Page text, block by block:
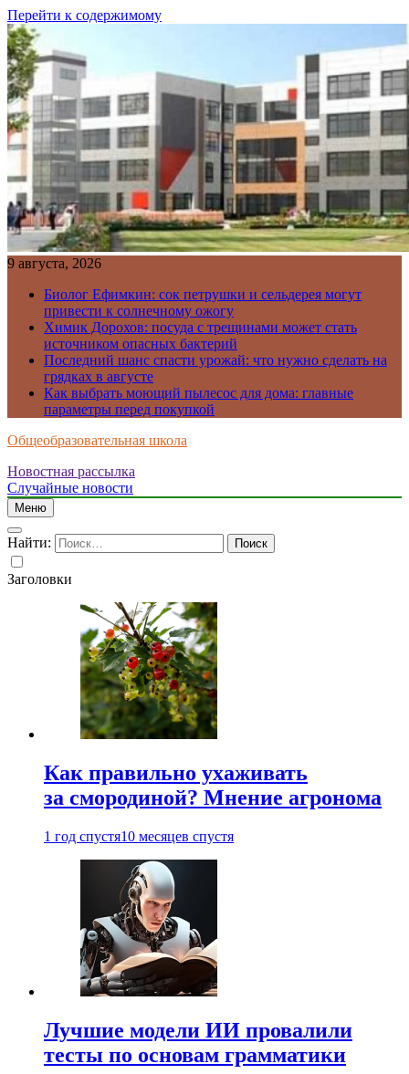
Перейти к содержимому
9 августа, 2026
Биолог Ефимкин: сок петрушки и сельдерея могут
привести к солнечному ожогу
Химик Дорохов: посуда с трещинами может стать
источником опасных бактерий
Последний шанс спасти урожай: что нужно сделать на
грядках в августе
Как выбрать моющий пылесос для дома: главные
параметры перед покупкой
Общеобразовательная школа
Новостная рассылка
Случайные новости
Меню
Найти:
Заголовки
Как правильно ухаживать
за смородиной? Мнение агронома
1 год спустя10 месяцев спустя
Лучшие модели ИИ провалили
тесты по основам грамматики